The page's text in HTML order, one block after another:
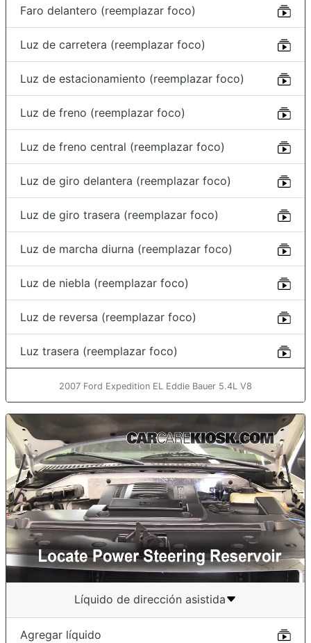
Faro delantero (reemplazar foco)
Luz de carretera (reemplazar foco)
Luz de estacionamiento (reemplazar foco)
Luz de freno (reemplazar foco)
Luz de freno central (reemplazar foco)
Luz de giro delantera (reemplazar foco)
Luz de giro trasera (reemplazar foco)
Luz de marcha diurna (reemplazar foco)
Luz de niebla (reemplazar foco)
Luz de reversa (reemplazar foco)
Luz trasera (reemplazar foco)
2007 Ford Expedition EL Eddie Bauer 5.4L V8
Líquido de dirección asistida
Agregar líquido